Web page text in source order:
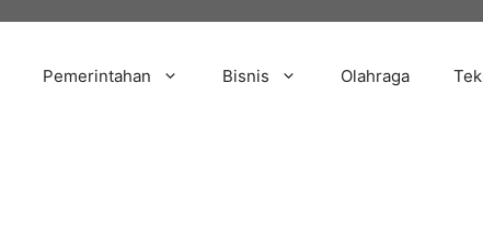
Pemerintahan Bisnis Olahraga